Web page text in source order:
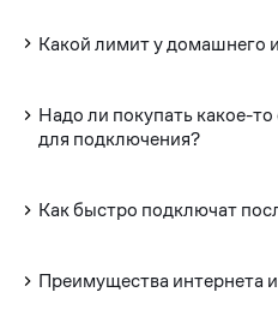
Какой лимит у домашнего
Надо ли покупать какое-
для подключения?
Как быстро подключат
Преимущества интернета